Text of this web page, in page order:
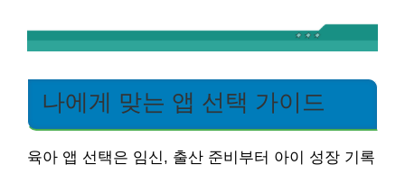
나에게 맞는 앱 선택 가이드
육아 앱 선택은 임신, 출산 준비부터 아이 성장 기록